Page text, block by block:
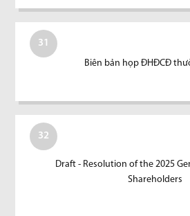
31
Biên bản họp ĐHĐCĐ
32
Draft - Resolution of the 2025
Shareholders